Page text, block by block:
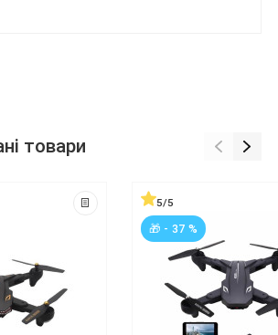
товари
5/5
🎁 - 37 %